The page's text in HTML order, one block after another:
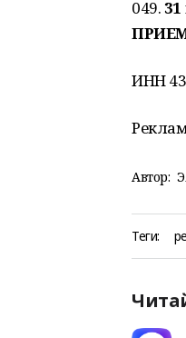
049.
ИНН
Автор:
Теги: